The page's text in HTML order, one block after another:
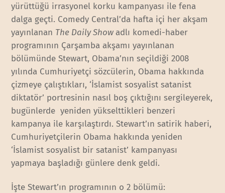
yürüttüğü irrasyonel korku kampanyası ile fena
dalga geçti. Comedy Central’da hafta içi her akşam
yayınlanan The Daily Showadlı komedi-haber
programının Çarşamba akşamı yayınlanan
bölümünde Stewart, Obama’nın seçildiği 2008
yılında Cumhuriyetçi sözcülerin, Obama hakkında
çizmeye çalıştıkları, ‘İslamist sosyalist satanist
diktatör’ portresinin nasıl boş çıktığını sergileyerek,
bugünlerde yeniden yükselttikleri benzeri
kampanya ile karşılaştırdı. Stewart’ın satirik haberi,
Cumhuriyetçilerin Obama hakkında yeniden
‘İslamist sosyalist bir satanist’ kampanyası
yapmaya başladığı günlere denk geldi.
İşte Stewart’ın programının o 2 bölümü: